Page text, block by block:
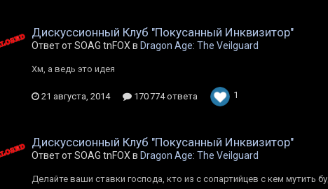
Дискуссионный Клуб "Покусанный Инквизитор"
Ответ от SOAG tnFOX в Dragon Age: The Veilguard
Хм, а ведь это идея
21 августа, 2014 170 774 ответа 1
Дискуссионный Клуб "Покусанный Инквизитор"
Ответ от SOAG tnFOX в Dragon Age: The Veilguard
Делайте ваши ставки господа, кто из с сопартийцев с кем мутить